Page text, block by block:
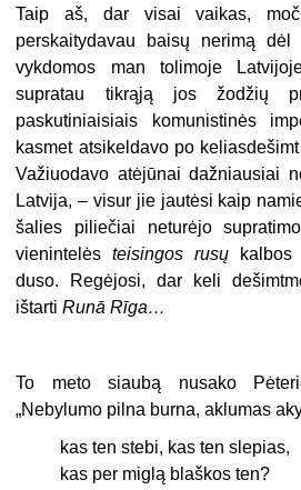
Taip aš, dar visai vaikas,
perskaitydavau baisų nerimą dėl
vykdomos man tolimoje
supratau tikrąją jos žodžių
paskutiniaisiais komunistinės
kasmet atsikeldavo po
Važiuodavo atėjūnai dažniausiai
Latvija, – visur jie jautėsi kaip
šalies piliečiai neturėjo
vienintelėsteisingos rusų kalbos
duso. Regėjosi, dar keli
ištartiRunā Rīga…
To meto siaubą nusako
„Nebylumo pilna burna, aklumas
kas ten stebi, kas ten slepias,
kas per miglą blaškos ten?